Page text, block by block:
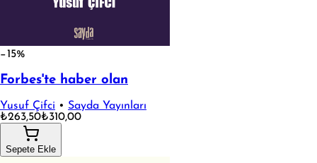
−15%
Forbes'te haber olan
Yusuf Çifci • Sayda Yayınları
₺263,50₺310,00
Sepete Ekle